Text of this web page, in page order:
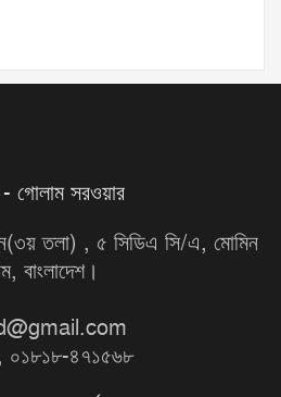
- গোলাম সরওয়ার
তলা) , ৫ সিডিএ সি/এ, মোমিন
বাংলাদেশ।
০১৮১৮-৪৭১৫৬৮